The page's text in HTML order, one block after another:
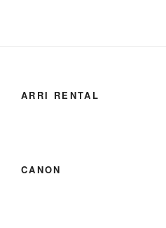
ARRI RENTAL
CANON